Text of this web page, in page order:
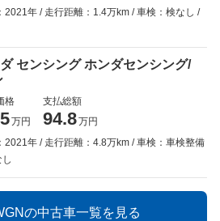
2021年
走行距離：1.4万km
車検：検なし
センシング ホンダセンシング/
格
万円
支払総額
94.8万円
2021年
走行距離：4.8万km
車検：車検整備
の中古車一覧を見る